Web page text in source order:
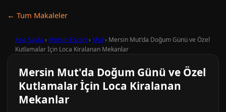
← Tum Makaleler
Ana Sayfa › Mersin Escort› Mut› Mersin Mut'da Doğum Günü ve Özel
Kutlamalar İçin Loca Kiralanan Mekanlar
Mersin Mut'da Doğum Günü ve Özel
Kutlamalar İçin Loca Kiralanan
Mekanlar